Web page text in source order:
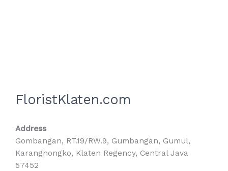
FloristKlaten.com
Address
Gombangan, RT.19/RW.9, Gumbangan, Gumul,
Karangnongko, Klaten Regency, Central Java
57452